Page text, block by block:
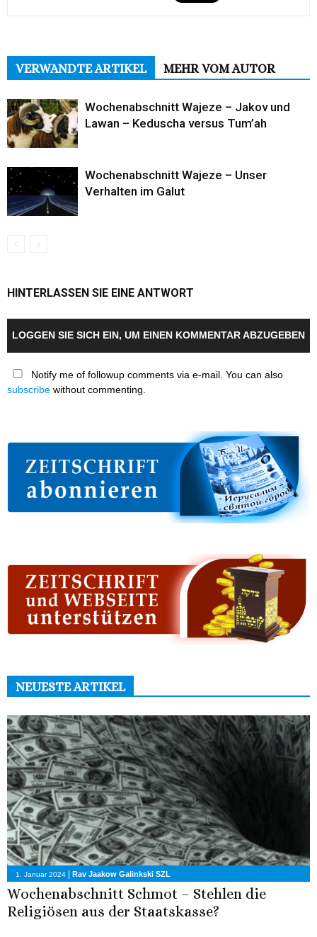
VERWANDTE ARTIKEL MEHR VOM AUTOR
Wochenabschnitt Wajeze – Jakov und
Lawan – Keduscha versus Tum’ah
Wochenabschnitt Wajeze – Unser
Verhalten im Galut
HINTERLASSEN SIE EINE ANTWORT
LOGGEN SIE SICH EIN, UM EINEN KOMMENTAR ABZUGEBEN
Notify me of followup comments via e-mail. You can also
subscribe without commenting.
NEUESTE ARTIKEL
1. Januar 2024 | Rav Jaakow Galinkski SZL
Wochenabschnitt Schmot – Stehlen die
Religiösen aus der Staatskasse?